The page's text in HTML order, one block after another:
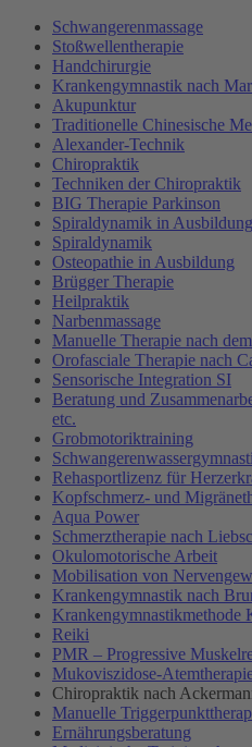
Schwangerenmassage
Stoßwellentherapie
Handchirurgie
Krankengymnastik nach
Akupunktur
Traditionelle Chinesische
Alexander-Technik
Chiropraktik
Techniken der Chiropraktik
BIG Therapie Parkinson
Spiraldynamik in Ausbildung
Spiraldynamik
Osteopathie in Ausbildung
Brügger Therapie
Heilpraktik
Narbenmassage
Manuelle Therapie nach
Orofasciale Therapie nach
Sensorische Integration SI
Beratung und
etc.
Grobmotoriktraining
Rehasportlizenz für
Kopfschmerz- und
Aqua Power
Schmerztherapie nach
Okulomotorische Arbeit
Mobilisation von
Krankengymnastik nach
Krankengymnastikmethode
Reiki
PMR – Progressive
Mukoviszidose-
Chiropraktik nach
Manuelle
Ernährungsberatung